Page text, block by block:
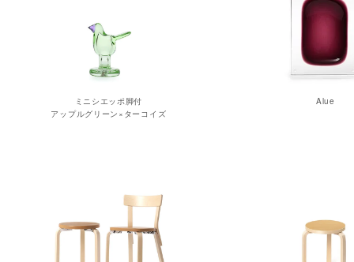
ミニシエッポ脚付
アップルグリーン×ターコイズ
Alue